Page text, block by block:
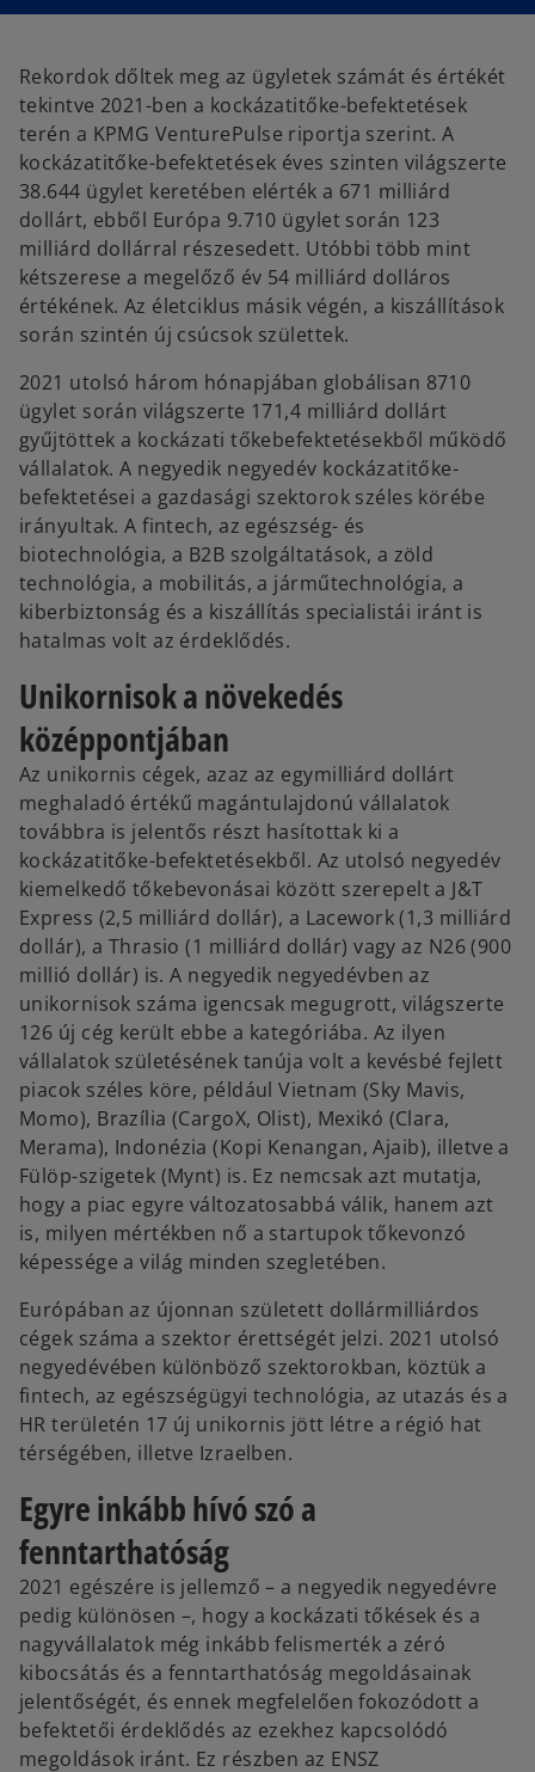
t
b
w
t
a
b
Rekordok dőltek meg az ügyletek számát és értékét
tekintve 2021-ben a kockázatitőke-befektetések
terén a KPMG VenturePulse riportja szerint. A
kockázatitőke-befektetések éves szinten világszerte
38.644 ügylet keretében elérték a 671 milliárd
dollárt, ebből Európa 9.710 ügylet során 123
milliárd dollárral részesedett. Utóbbi több mint
kétszerese a megelőző év 54 milliárd dolláros
értékének. Az életciklus másik végén, a kiszállítások
során szintén új csúcsok születtek.
2021 utolsó három hónapjában globálisan 8710
ügylet során világszerte 171,4 milliárd dollárt
gyűjtöttek a kockázati tőkebefektetésekből működő
vállalatok. A negyedik negyedév kockázatitőke-
befektetései a gazdasági szektorok széles körébe
irányultak. A fintech, az egészség- és
biotechnológia, a B2B szolgáltatások, a zöld
technológia, a mobilitás, a járműtechnológia, a
kiberbiztonság és a kiszállítás specialistái iránt is
hatalmas volt az érdeklődés.
Unikornisok a növekedés
középpontjában
Az unikornis cégek, azaz az egymilliárd dollárt
meghaladó értékű magántulajdonú vállalatok
továbbra is jelentős részt hasítottak ki a
kockázatitőke-befektetésekből. Az utolsó negyedév
kiemelkedő tőkebevonásai között szerepelt a J&T
Express (2,5 milliárd dollár), a Lacework (1,3 milliárd
dollár), a Thrasio (1 milliárd dollár) vagy az N26 (900
millió dollár) is. A negyedik negyedévben az
unikornisok száma igencsak megugrott, világszerte
126 új cég került ebbe a kategóriába. Az ilyen
vállalatok születésének tanúja volt a kevésbé fejlett
piacok széles köre, például Vietnam (Sky Mavis,
Momo), Brazília (CargoX, Olist), Mexikó (Clara,
Merama), Indonézia (Kopi Kenangan, Ajaib), illetve a
Fülöp-szigetek (Mynt) is. Ez nemcsak azt mutatja,
hogy a piac egyre változatosabbá válik, hanem azt
is, milyen mértékben nő a startupok tőkevonzó
képessége a világ minden szegletében.
Európában az újonnan született dollármilliárdos
cégek száma a szektor érettségét jelzi. 2021 utolsó
negyedévében különböző szektorokban, köztük a
fintech, az egészségügyi technológia, az utazás és a
HR területén 17 új unikornis jött létre a régió hat
térségében, illetve Izraelben.
Egyre inkább hívó szó a
fenntarthatóság
2021 egészére is jellemző – a negyedik negyedévre
pedig különösen –, hogy a kockázati tőkések és a
nagyvállalatok még inkább felismerték a zéró
kibocsátás és a fenntarthatóság megoldásainak
jelentőségét, és ennek megfelelően fokozódott a
befektetői érdeklődés az ezekhez kapcsolódó
megoldások iránt. Ez részben az ENSZ